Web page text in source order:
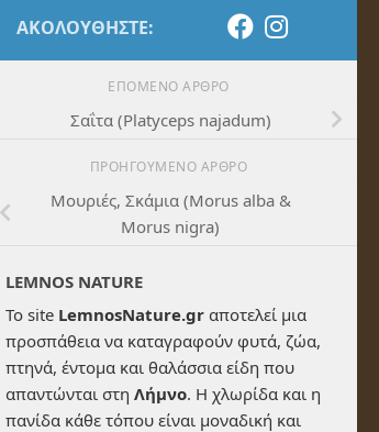
ΑΚΟΛΟΥΘΉΣΤΕ:
ΕΠΌΜΕΝΟ ΆΡΘΡΟ
Σαΐτα (Platyceps najadum)
ΠΡΟΗΓΟΎΜΕΝΟ ΆΡΘΡΟ
Μουριές, Σκάμια (Morus alba &
Morus nigra)
LEMNOS NATURE
Το site LemnosNature.gr αποτελεί μια
προσπάθεια να καταγραφούν φυτά, ζώα,
πτηνά, έντομα και θαλάσσια είδη που
απαντώνται στη Λήμνο. Η χλωρίδα και η
πανίδα κάθε τόπου είναι μοναδική και